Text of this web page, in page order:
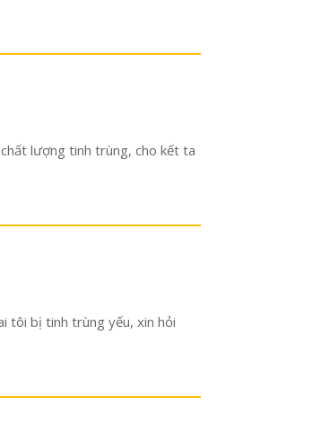
lượng tinh trùng, cho kết ta
tôi bị tinh trùng yếu, xin hỏi